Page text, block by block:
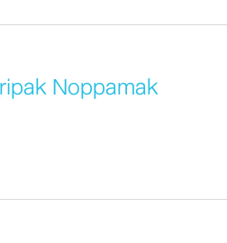
Noppamak